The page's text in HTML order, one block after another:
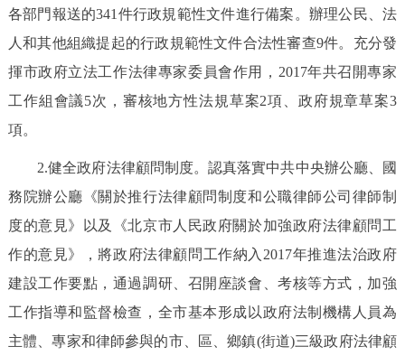
各部門報送的341件行政規範性文件進行備案。辦理公民、法
人和其他組織提起的行政規範性文件合法性審查9件。充分發
揮市政府立法工作法律專家委員會作用，2017年共召開專家
工作組會議5次，審核地方性法規草案2項、政府規章草案3
項。
2.健全政府法律顧問制度。認真落實中共中央辦公廳、國
務院辦公廳《關於推行法律顧問制度和公職律師公司律師制
度的意見》以及《北京市人民政府關於加強政府法律顧問工
作的意見》，將政府法律顧問工作納入2017年推進法治政府
建設工作要點，通過調研、召開座談會、考核等方式，加強
工作指導和監督檢查，全市基本形成以政府法制機構人員為
主體、專家和律師參與的市、區、鄉鎮(街道)三級政府法律顧